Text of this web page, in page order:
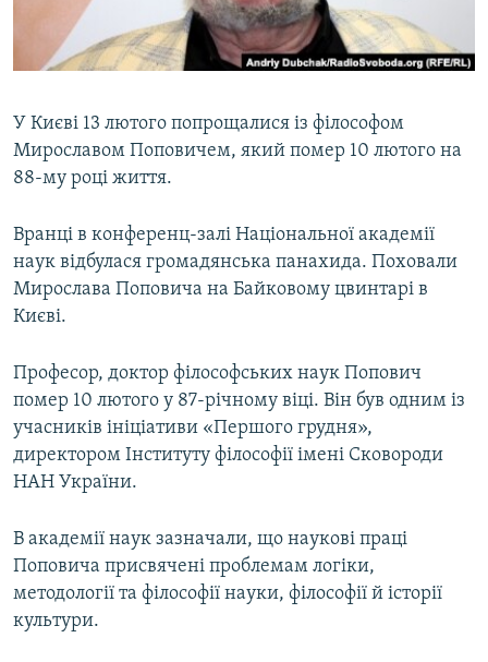
ВІДЕОУРОКИ «ELIFBE»
СВІДЧЕННЯ ОКУПАЦІЇ
Русский
Qırımtatar
Усі сайти RFE/RL
У Києві 13 лютого попрощалися із філософом
Мирославом Поповичем, який помер 10 лютого на
88-му році життя.
Вранці в конференц-залі Національної академії
наук відбулася громадянська панахида. Поховали
Мирослава Поповича на Байковому цвинтарі в
Києві.
Професор, доктор філософських наук Попович
помер 10 лютого у 87-річному віці. Він був одним із
учасників ініціативи «Першого грудня»,
директором Інституту філософії імені Сковороди
НАН України.
В академії наук зазначали, що наукові праці
Поповича присвячені проблемам логіки,
методології та філософії науки, філософії й історії
культури.